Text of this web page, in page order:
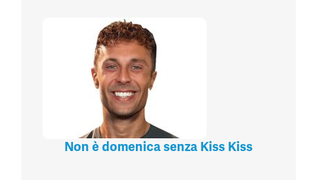
Non è domenica senza Kiss Kiss